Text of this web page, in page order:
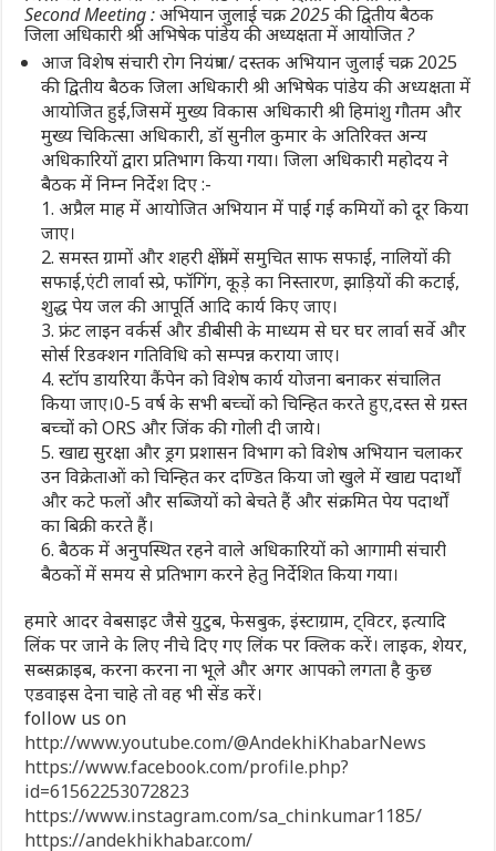
Second Meeting : अभियान जुलाई चक्र 2025 की द्वितीय बैठक
जिला अधिकारी श्री अभिषेक पांडेय की अध्यक्षता में आयोजित ?
आज विशेष संचारी रोग नियंत्रण/ दस्तक अभियान जुलाई चक्र 2025
की द्वितीय बैठक जिला अधिकारी श्री अभिषेक पांडेय की अध्यक्षता में
आयोजित हुई,जिसमें मुख्य विकास अधिकारी श्री हिमांशु गौतम और
मुख्य चिकित्सा अधिकारी, डॉ सुनील कुमार के अतिरिक्त अन्य
अधिकारियों द्वारा प्रतिभाग किया गया। जिला अधिकारी महोदय ने
बैठक में निम्न निर्देश दिए :-
1. अप्रैल माह में आयोजित अभियान में पाई गई कमियों को दूर किया
जाए।
2. समस्त ग्रामों और शहरी क्षेत्रों में समुचित साफ सफाई, नालियों की
सफाई,एंटी लार्वा स्प्रे, फॉगिंग, कूड़े का निस्तारण, झाड़ियों की कटाई,
शुद्ध पेय जल की आपूर्ति आदि कार्य किए जाए।
3. फ्रंट लाइन वर्कर्स और डीबीसी के माध्यम से घर घर लार्वा सर्वे और
सोर्स रिडक्शन गतिविधि को सम्पन्न कराया जाए।
4. स्टॉप डायरिया कैंपेन को विशेष कार्य योजना बनाकर संचालित
किया जाए।0-5 वर्ष के सभी बच्चों को चिन्हित करते हुए,दस्त से ग्रस्त
बच्चों को ORS और जिंक की गोली दी जाये।
5. खाद्य सुरक्षा और ड्रग प्रशासन विभाग को विशेष अभियान चलाकर
उन विक्रेताओं को चिन्हित कर दण्डित किया जो खुले में खाद्य पदार्थों
और कटे फलों और सब्जियों को बेचते हैं और संक्रमित पेय पदार्थों
का बिक्री करते हैं।
6. बैठक में अनुपस्थित रहने वाले अधिकारियों को आगामी संचारी
बैठकों में समय से प्रतिभाग करने हेतु निर्देशित किया गया।
हमारे आदर वेबसाइट जैसे युटुब, फेसबुक, इंस्टाग्राम, ट्विटर, इत्यादि
लिंक पर जाने के लिए नीचे दिए गए लिंक पर क्लिक करें। लाइक, शेयर,
सब्सक्राइब, करना करना ना भूले और अगर आपको लगता है कुछ
एडवाइस देना चाहे तो वह भी सेंड करें।
follow us on
http://www.youtube.com/@AndekhiKhabarNews
https://www.facebook.com/profile.php?
id=61562253072823
https://www.instagram.com/sa_chinkumar1185/
https://andekhikhabar.com/